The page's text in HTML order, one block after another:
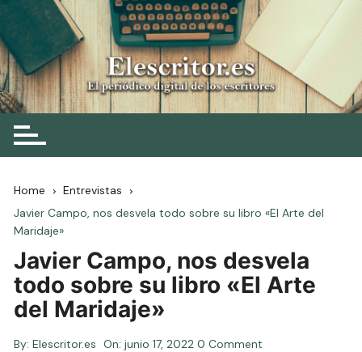
Skip
to
content
Elescritor.es
El periódico digital de los escritores
Home
Entrevistas
Javier Campo, nos desvela todo sobre su libro «El Arte del
Maridaje»
Javier Campo, nos desvela
todo sobre su libro «El Arte
del Maridaje»
By: Elescritor.es On:junio 17, 2022 0 Comment